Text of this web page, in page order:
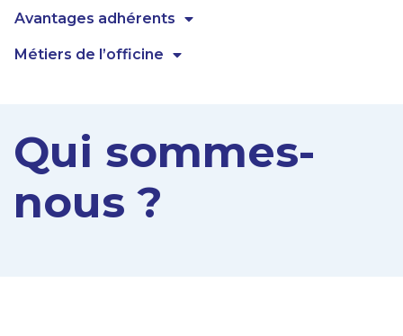
Avantages adhérents
Métiers de l’officine
Qui sommes-
nous ?